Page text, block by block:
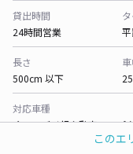
このエ
貸出時間
24時間営業
長さ
500cm 以下
対応車種
オートバイ軽自動車コンパ